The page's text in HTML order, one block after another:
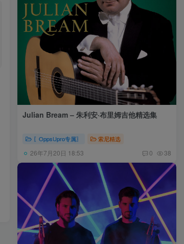
Julian Bream – 朱利安·布里姆吉他精选集
〖OppsUpro专属〗 索尼精选
26年7月20日 18:53 0 38